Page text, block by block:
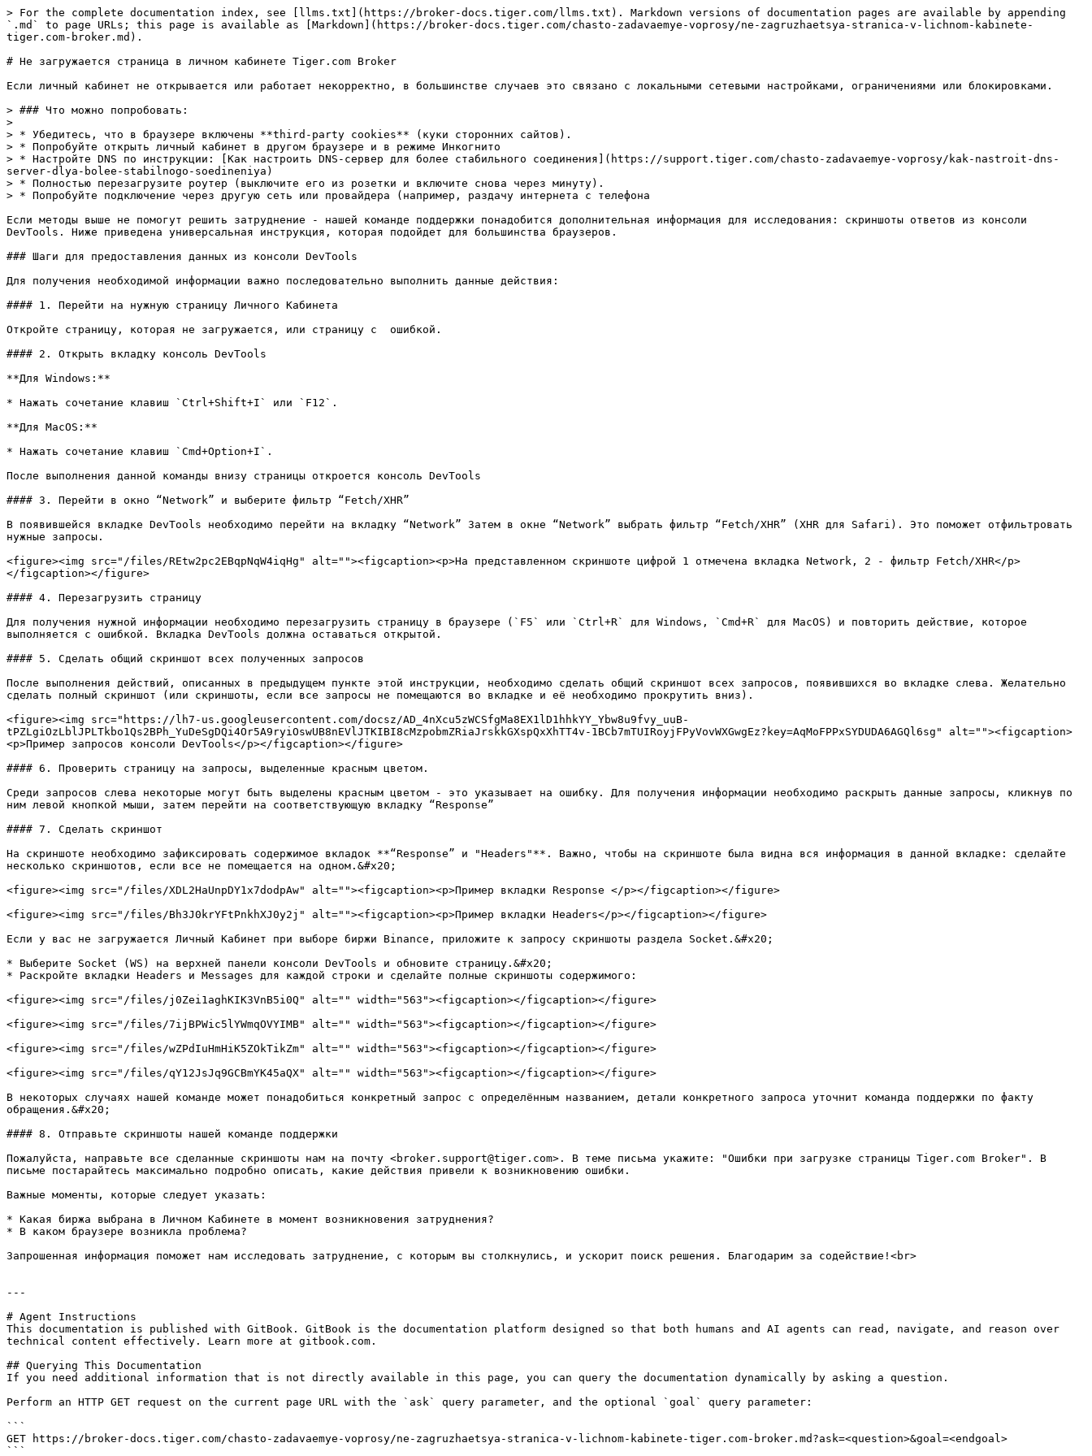
> For the complete documentation index, see [llms.txt](https://broker-docs.tiger.com/llms.txt). Markdown versions of documentation pages are available by appending
`.md` to page URLs; this page is available as [Markdown](https://broker-docs.tiger.com/chasto-zadavaemye-voprosy/ne-zagruzhaetsya-stranica-v-lichnom-kabinete-
tiger.com-broker.md).
# Не загружается страница в личном кабинете Tiger.com Broker
Если личный кабинет не открывается или работает некорректно, в большинстве случаев это связано с локальными сетевыми настройками, ограничениями или блокировками.
> ### Что можно попробовать:
>
> * Убедитесь, что в браузере включены **third-party cookies** (куки сторонних сайтов).
> * Попробуйте открыть личный кабинет в другом браузере и в режиме Инкогнито
> * Настройте DNS по инструкции: [Как настроить DNS-сервер для более стабильного соединения](https://support.tiger.com/chasto-zadavaemye-voprosy/kak-nastroit-dns-
server-dlya-bolee-stabilnogo-soedineniya)
> * Полностью перезагрузите роутер (выключите его из розетки и включите снова через минуту).
> * Попробуйте подключение через другую сеть или провайдера (например, раздачу интернета с телефона
Если методы выше не помогут решить затруднение - нашей команде поддержки понадобится дополнительная информация для исследования: скриншоты ответов из консоли
DevTools. Ниже приведена универсальная инструкция, которая подойдет для большинства браузеров.
### Шаги для предоставления данных из консоли DevTools
Для получения необходимой информации важно последовательно выполнить данные действия:
#### 1. Перейти на нужную страницу Личного Кабинета
Откройте страницу, которая не загружается, или страницу с  ошибкой.
#### 2. Открыть вкладку консоль DevTools
**Для Windows:**
* Нажать сочетание клавиш `Ctrl+Shift+I` или `F12`.
**Для MacOS:**
* Нажать сочетание клавиш `Cmd+Option+I`.
После выполнения данной команды внизу страницы откроется консоль DevTools
#### 3. Перейти в окно “Network” и выберите фильтр “Fetch/XHR”
В появившейся вкладке DevTools необходимо перейти на вкладку “Network” Затем в окне “Network” выбрать фильтр “Fetch/XHR” (XHR для Safari). Это поможет отфильтровать
нужные запросы.
<figure><img src="/files/REtw2pc2EBqpNqW4iqHg" alt=""><figcaption><p>На представленном скриншоте цифрой 1 отмечена вкладка Network, 2 - фильтр Fetch/XHR</p>
</figcaption></figure>
#### 4. Перезагрузить страницу
Для получения нужной информации необходимо перезагрузить страницу в браузере (`F5` или `Ctrl+R` для Windows, `Cmd+R` для MacOS) и повторить действие, которое
выполняется с ошибкой. Вкладка DevTools должна оставаться открытой.
#### 5. Сделать общий скриншот всех полученных запросов
После выполнения действий, описанных в предыдущем пункте этой инструкции, необходимо сделать общий скриншот всех запросов, появившихся во вкладке слева. Желательно
сделать полный скриншот (или скриншоты, если все запросы не помещаются во вкладке и её необходимо прокрутить вниз).
<figure><img src="https://lh7-us.googleusercontent.com/docsz/AD_4nXcu5zWCSfgMa8EX1lD1hhkYY_Ybw8u9fvy_uuB-
tPZLgiOzLblJPLTkbo1Qs2BPh_YuDeSgDQi4Or5A9ryiOswUB8nEVlJTKIBI8cMzpobmZRiaJrskkGXspQxXhTT4v-1BCb7mTUIRoyjFPyVovWXGwgEz?key=AqMoFPPxSYDUDA6AGQl6sg" alt=""><figcaption>
<p>Пример запросов консоли DevTools</p></figcaption></figure>
#### 6. Проверить страницу на запросы, выделенные красным цветом.
Среди запросов слева некоторые могут быть выделены красным цветом - это указывает на ошибку. Для получения информации необходимо раскрыть данные запросы, кликнув по
ним левой кнопкой мыши, затем перейти на соответствующую вкладку “Response”
#### 7. Сделать скриншот
На скриншоте необходимо зафиксировать содержимое вкладок **“Response” и "Headers"**. Важно, чтобы на скриншоте была видна вся информация в данной вкладке: сделайте
несколько скриншотов, если все не помещается на одном.&#x20;
<figure><img src="/files/XDL2HaUnpDY1x7dodpAw" alt=""><figcaption><p>Пример вкладки Response </p></figcaption></figure>
<figure><img src="/files/Bh3J0krYFtPnkhXJ0y2j" alt=""><figcaption><p>Пример вкладки Headers</p></figcaption></figure>
Если у вас не загружается Личный Кабинет при выборе биржи Binance, приложите к запросу скриншоты раздела Socket.&#x20;
* Выберите Socket (WS) на верхней панели консоли DevTools и обновите страницу.&#x20;
* Раскройте вкладки Headers и Messages для каждой строки и сделайте полные скриншоты содержимого:
<figure><img src="/files/j0Zei1aghKIK3VnB5i0Q" alt="" width="563"><figcaption></figcaption></figure>
<figure><img src="/files/7ijBPWic5lYWmqOVYIMB" alt="" width="563"><figcaption></figcaption></figure>
<figure><img src="/files/wZPdIuHmHiK5ZOkTikZm" alt="" width="563"><figcaption></figcaption></figure>
<figure><img src="/files/qY12JsJq9GCBmYK45aQX" alt="" width="563"><figcaption></figcaption></figure>
В некоторых случаях нашей команде может понадобиться конкретный запрос с определённым названием, детали конкретного запроса уточнит команда поддержки по факту
обращения.&#x20;
#### 8. Отправьте скриншоты нашей команде поддержки
Пожалуйста, направьте все сделанные скриншоты нам на почту <broker.support@tiger.com>. В теме письма укажите: "Ошибки при загрузке страницы Tiger.com Broker". В
письме постарайтесь максимально подробно описать, какие действия привели к возникновению ошибки.
Важные моменты, которые следует указать:
* Какая биржа выбрана в Личном Кабинете в момент возникновения затруднения?
* В каком браузере возникла проблема?
Запрошенная информация поможет нам исследовать затруднение, с которым вы столкнулись, и ускорит поиск решения. Благодарим за содействие!<br>
---
# Agent Instructions
This documentation is published with GitBook. GitBook is the documentation platform designed so that both humans and AI agents can read, navigate, and reason over
technical content effectively. Learn more at gitbook.com.
## Querying This Documentation
If you need additional information that is not directly available in this page, you can query the documentation dynamically by asking a question.
Perform an HTTP GET request on the current page URL with the `ask` query parameter, and the optional `goal` query parameter:
```
GET https://broker-docs.tiger.com/chasto-zadavaemye-voprosy/ne-zagruzhaetsya-stranica-v-lichnom-kabinete-tiger.com-broker.md?ask=<question>&goal=<endgoal>
```